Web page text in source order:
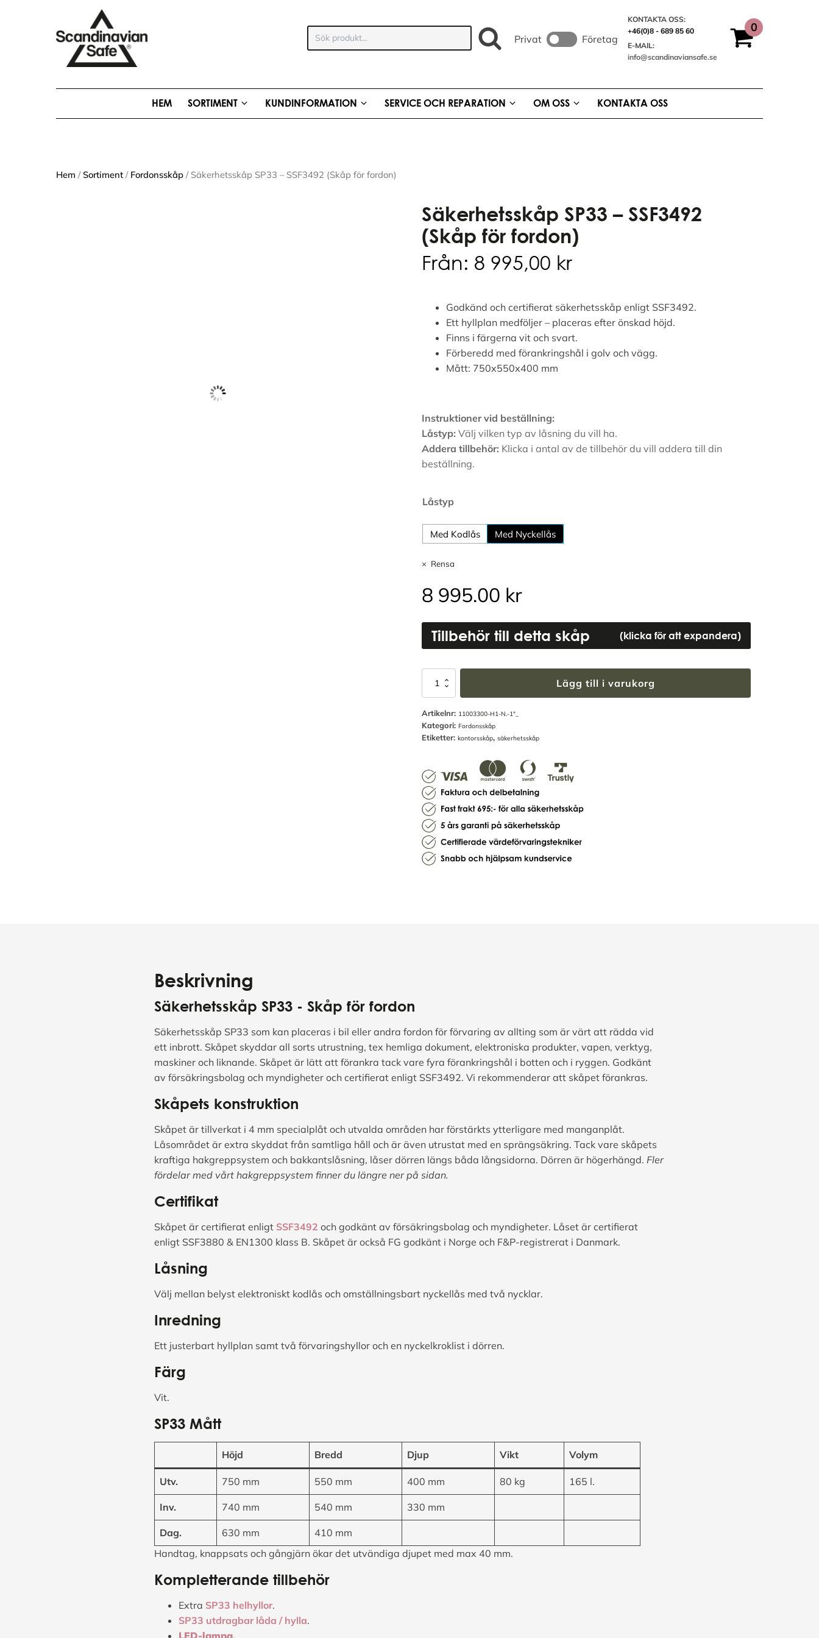
produkt:
Privat Företag
KONTAKTA OSS:
+46(0)8 - 689 85 60
E-MAIL:
info@scandinaviansafe.se
HEM SORTIMENT KUNDINFORMATION SERVICE OCH REPARATION OM OSS KONTAKTA OSS
Hem /Sortiment / Fordonsskåp / Säkerhetsskåp SP33 – SSF3492 (Skåp för fordon)
Säkerhetsskåp SP33 – SSF3492
(Skåp för fordon)
Från: 8 995,00 kr
Godkänd och certifierat säkerhetsskåp enligt SSF3492.
Ett hyllplan medföljer – placeras efter önskad höjd.
Finns i färgerna vit och svart.
Förberedd med förankringshål i golv och vägg.
Mått: 750x550x400 mm
Instruktioner vid beställning:
Låstyp: Välj vilken typ av låsning du vill ha.
Addera tillbehör: Klicka i antal av de tillbehör du vill addera till din
beställning.
Låstyp
Med Kodlås Med Nyckellås
Rensa
8 995.00 kr
Tillbehör till detta skåp (klicka för att expandera)
Säkerhetsskåp
SSF3492
(Skåp
för
Lägg till i varukorg
Alternative:
Artikelnr: 11003300-H1-N.-1"_
Kategori: Fordonsskåp
Etiketter: kontorsskåp, säkerhetsskåp
Beskrivning
Säkerhetsskåp SP33 - Skåp för fordon
Säkerhetsskåp SP33 som kan placeras i bil eller andra fordon för förvaring av allting som är värt att rädda vid
ett inbrott. Skåpet skyddar all sorts utrustning, tex hemliga dokument, elektroniska produkter, vapen, verktyg,
maskiner och liknande. Skåpet är lätt att förankra tack vare fyra förankringshål i botten och i ryggen. Godkänt
av försäkringsbolag och myndigheter och certifierat enligt SSF3492. Vi rekommenderar att skåpet förankras.
Skåpets konstruktion
Skåpet är tillverkat i 4 mm specialplåt och utvalda områden har förstärkts ytterligare med manganplåt.
Låsområdet är extra skyddat från samtliga håll och är även utrustat med en sprängsäkring. Tack vare skåpets
kraftiga hakgreppsystem och bakkantslåsning, låser dörren längs båda långsidorna. Dörren är högerhängd. Fler
fördelar med vårt hakgreppsystem finner du längre ner på sidan.
Certifikat
Skåpet är certifierat enligt SSF3492 och godkänt av försäkringsbolag och myndigheter. Låset är certifierat
enligt SSF3880 & EN1300 klass B. Skåpet är också FG godkänt i Norge och F&P-registrerat i Danmark.
Låsning
Välj mellan belyst elektroniskt kodlås och omställningsbart nyckellås med två nycklar.
Inredning
Ett justerbart hyllplan samt två förvaringshyllor och en nyckelkroklist i dörren.
Färg
Vit.
SP33 Mått
Höjd Bredd Djup Vikt Volym
Utv. 750 mm 550 mm 400 mm 80 kg 165 l.
Inv. 740 mm 540 mm 330 mm
Dag. 630 mm
410 mm
Handtag, knappsats och gångjärn ökar det utvändiga djupet med max 40 mm.
Kompletterande tillbehör
Extra SP33 helhyllor.
SP33 utdragbar låda / hylla.
LED-lampa.